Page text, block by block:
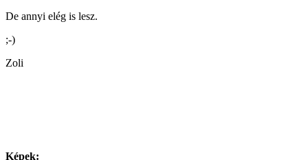
De annyi elég is lesz.
;-)
Zoli
Képek: